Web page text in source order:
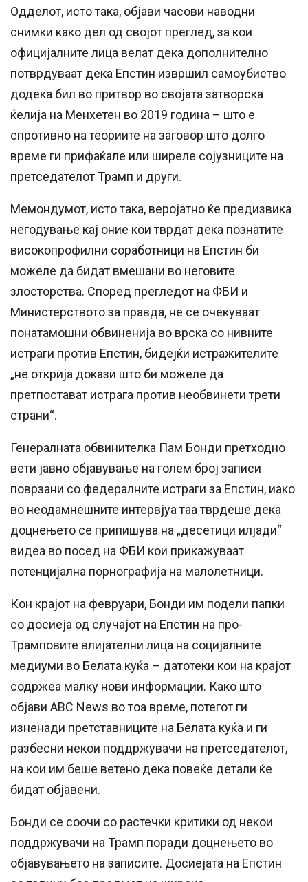
Одделот, исто така, објави часови наводни
снимки како дел од својот преглед, за кои
официјалните лица велат дека дополнително
потврдуваат дека Епстин извршил самоубиство
додека бил во притвор во својата затворска
ќелија на Менхетен во 2019 година – што е
спротивно на теориите на заговор што долго
време ги прифаќале или ширеле сојузниците на
претседателот Трамп и други.
Мемондумот, исто така, веројатно ќе предизвика
негодување кај оние кои тврдат дека познатите
високопрофилни соработници на Епстин би
можеле да бидат вмешани во неговите
злосторства. Според прегледот на ФБИ и
Министерството за правда, не се очекуваат
понатамошни обвиненија во врска со нивните
истраги против Епстин, бидејќи истражителите
„не открија докази што би можеле да
претпостават истрага против необвинети трети
страни“.
Генералната обвинителка Пам Бонди претходно
вети јавно објавување на голем број записи
поврзани со федералните истраги за Епстин, иако
во неодамнешните интервјуа таа тврдеше дека
доцнењето се припишува на „десетици илјади“
видеа во посед на ФБИ кои прикажуваат
потенцијална порнографија на малолетници.
Кон крајот на февруари, Бонди им подели папки
со досиеја од случајот на Епстин на про-
Трамповите влијателни лица на социјалните
медиуми во Белата куќа – датотеки кои на крајот
содржеа малку нови информации. Како што
објави ABC News во тоа време, потегот ги
изненади претставниците на Белата куќа и ги
разбесни некои поддржувачи на претседателот,
на кои им беше ветено дека повеќе детали ќе
бидат објавени.
Бонди се соочи со растечки критики од некои
поддржувачи на Трамп поради доцнењето во
објавувањето на записите. Досиејата на Епстин